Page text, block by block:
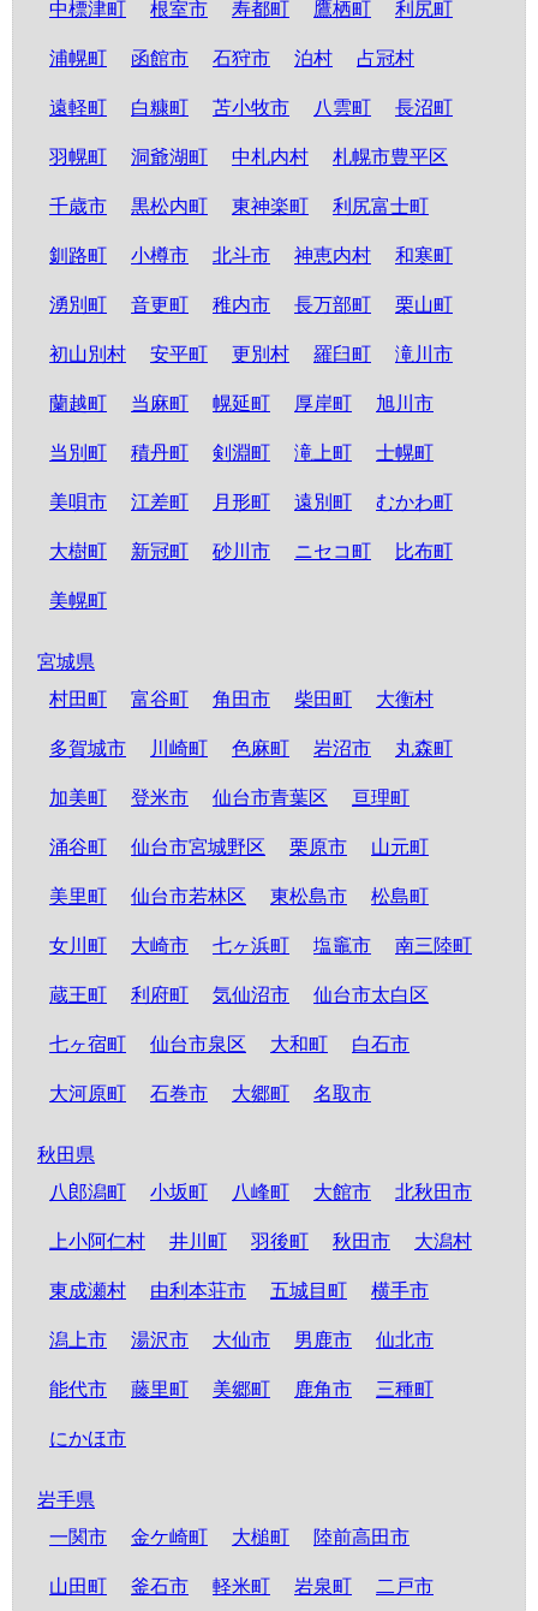
中標津町 根室市 寿都町 鷹栖町 利尻町
浦幌町 函館市 石狩市 泊村 占冠村
遠軽町 白糠町 苫小牧市 八雲町 長沼町
羽幌町 洞爺湖町 中札内村 札幌市豊平区
千歳市 黒松内町 東神楽町 利尻富士町
釧路町 小樽市 北斗市 神恵内村 和寒町
湧別町 音更町 稚内市 長万部町 栗山町
初山別村 安平町 更別村 羅臼町 滝川市
蘭越町 当麻町 幌延町 厚岸町 旭川市
当別町 積丹町 剣淵町 滝上町 士幌町
美唄市 江差町 月形町 遠別町 むかわ町
大樹町 新冠町 砂川市 ニセコ町 比布町
美幌町
宮城県
村田町
富谷町 角田市 柴田町 大衡村
多賀城市 川崎町 色麻町 岩沼市 丸森町
加美町 登米市 仙台市青葉区 亘理町
涌谷町 仙台市宮城野区 栗原市 山元町
美里町 仙台市若林区 東松島市 松島町
女川町 大崎市 七ヶ浜町 塩竈市 南三陸町
蔵王町 利府町 気仙沼市 仙台市太白区
七ヶ宿町 仙台市泉区 大和町 白石市
大河原町 石巻市 大郷町 名取市
秋田県
八郎潟町
小坂町 八峰町 大館市 北秋田市
上小阿仁村 井川町 羽後町 秋田市 大潟村
東成瀬村 由利本荘市 五城目町 横手市
潟上市 湯沢市 大仙市 男鹿市 仙北市
能代市 藤里町 美郷町 鹿角市 三種町
にかほ市
岩手県
一関市
金ケ崎町 大槌町 陸前高田市
山田町 釜石市 軽米町 岩泉町 二戸市